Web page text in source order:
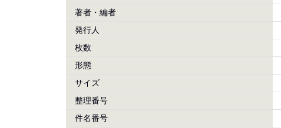
著者・編者
発行人
枚数
形態
サイズ
整理番号
件名番号